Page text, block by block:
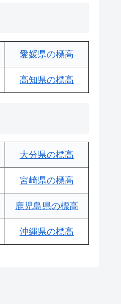
愛媛県の標高
高知県の標高
大分県の標高
宮崎県の標高
鹿児島県の標高
沖縄県の標高